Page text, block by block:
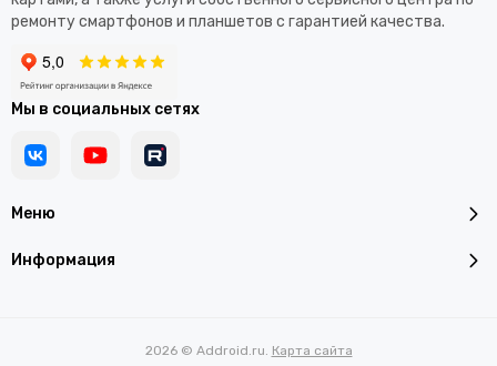
Меню
Информация
ремонту смартфонов и планшетов с гарантией качества.
Мы в социальных сетях
2026 © Addroid.ru. Карта сайта